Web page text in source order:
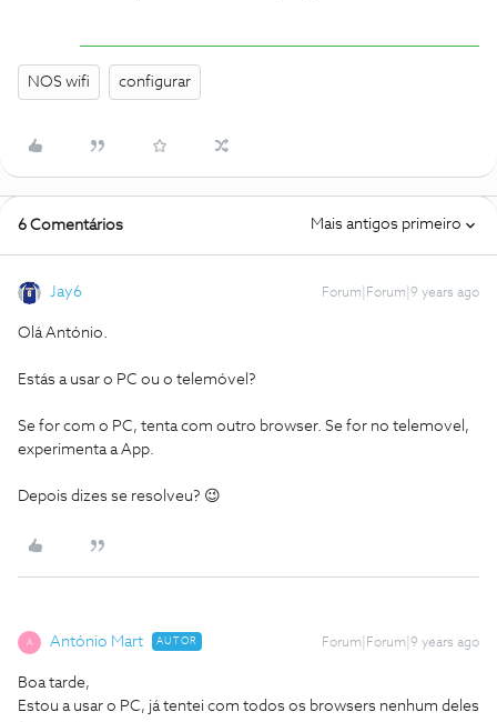
NOS wifi configurar
6 Comentários Mais antigos primeiro
Jay6 Forum|Forum|9 years ago
Olá António.
Estás a usar o PC ou o telemóvel?
Se for com o PC, tenta com outro browser. Se for no telemovel,
experimenta a App.
Depois dizes se resolveu? 😉
A António Mart AUTOR Forum|Forum|9 years ago
Boa tarde,
Estou a usar o PC, já tentei com todos os browsers nenhum deles